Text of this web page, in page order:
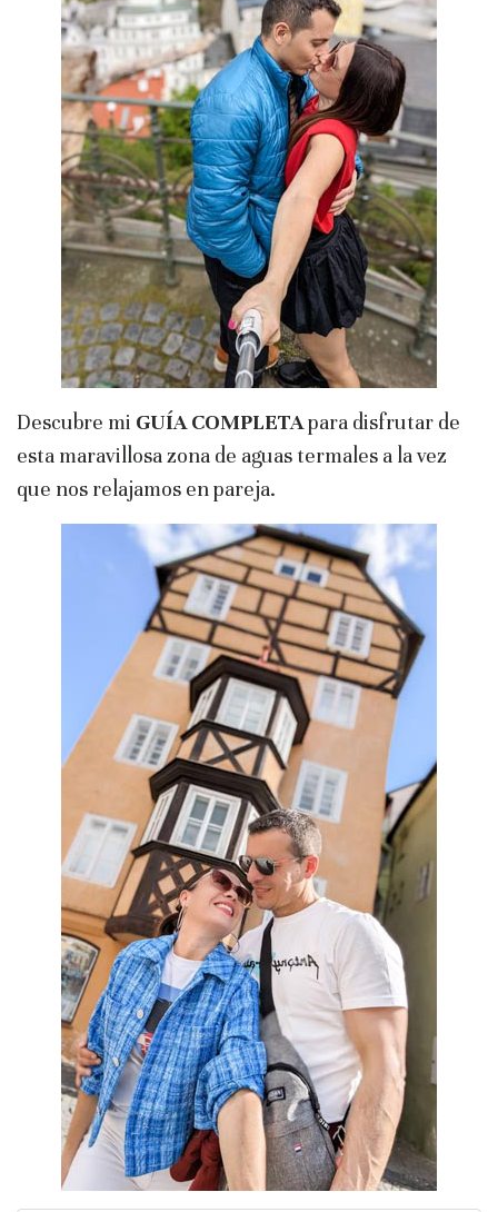
Descubre mi GUÍA COMPLETApara disfrutar de
esta maravillosa zona de aguas termales a la vez
que nos relajamos en pareja.